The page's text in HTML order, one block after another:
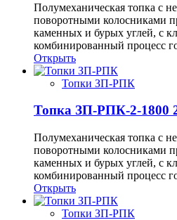
Полумеханическая топка с
поворотными колосниками
каменных и бурых углей, с
комбинированный процесс
Открыть
Топки ЗП-РПК
Топка ЗП-РПК-2-1800
Полумеханическая топка с
поворотными колосниками
каменных и бурых углей, с
комбинированный процесс
Открыть
Топки ЗП-РПК